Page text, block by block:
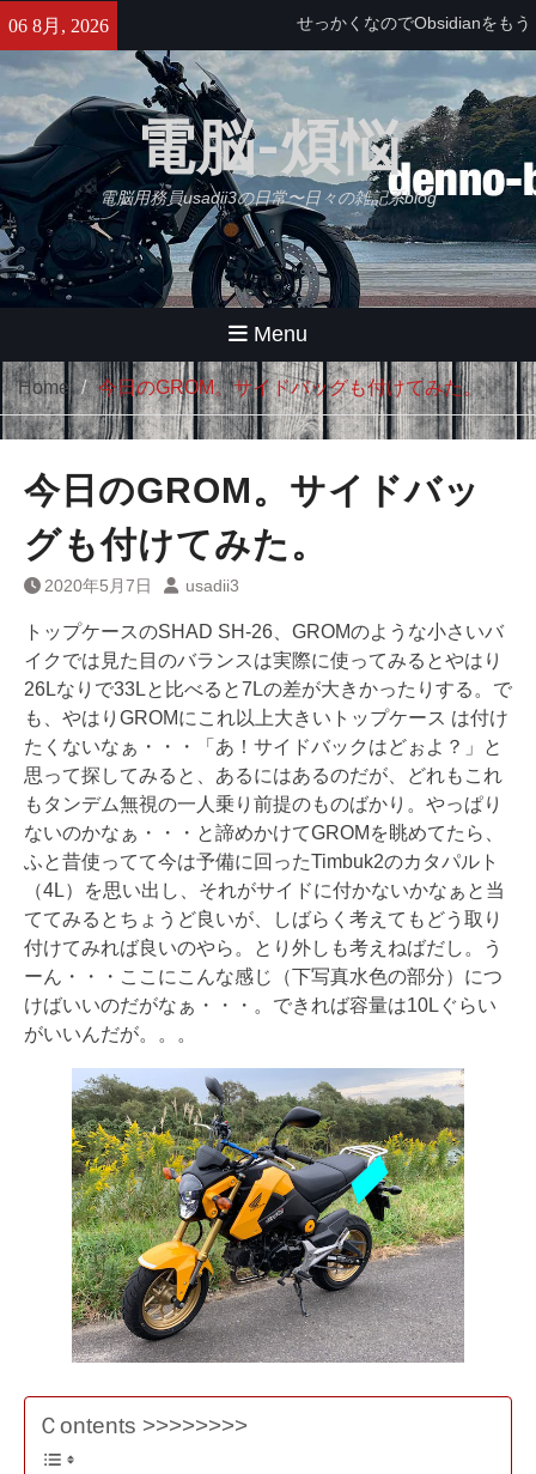
content
06 8月, 2026
せっかくなのでObsidianをもう
少し使ってみる・・・【追記】
と、思ったけどやっぱムリ。
久々にB2さんとラーメンツー
やばいバイクインカム出た！
Daytona Reso Pilot PRO
電脳-煩悩
電脳用務員usadii3の日常〜日々の雑記系blog
Menu
Home 今日のGROM。サイドバッグも付けてみた。
今日のGROM。サイドバッ
グも付けてみた。
2020年5月7日 usadii3
トップケースのSHAD SH-26、GROMのような小さいバ
イクでは見た目のバランスは実際に使ってみるとやはり
26Lなりで33Lと比べると7Lの差が大きかったりする。で
も、やはりGROMにこれ以上大きいトップケース は付け
たくないなぁ・・・「あ！サイドバックはどぉよ？」と
思って探してみると、あるにはあるのだが、どれもこれ
もタンデム無視の一人乗り前提のものばかり。やっぱり
ないのかなぁ・・・と諦めかけてGROMを眺めてたら、
ふと昔使ってて今は予備に回ったTimbuk2のカタパルト
（4L）を思い出し、それがサイドに付かないかなぁと当
ててみるとちょうど良いが、しばらく考えてもどう取り
付けてみれば良いのやら。とり外しも考えねばだし。う
ーん・・・ここにこんな感じ（下写真水色の部分）につ
けばいいのだがなぁ・・・。できれば容量は10Lぐらい
がいいんだが。。。
Ｃontents >>>>>>>>